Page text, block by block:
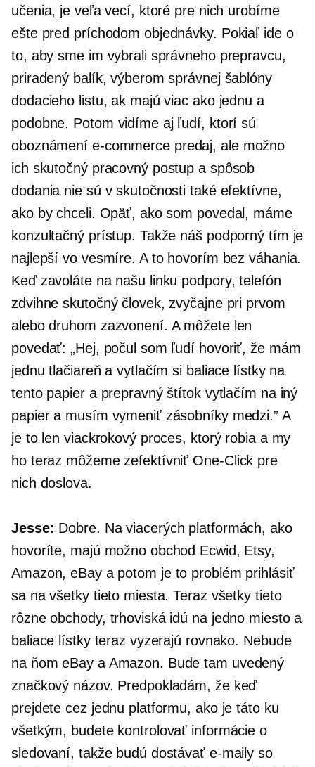
učenia, je veľa vecí, ktoré pre nich urobíme
ešte pred príchodom objednávky. Pokiaľ ide o
to, aby sme im vybrali správneho prepravcu,
priradený balík, výberom správnej šablóny
dodacieho listu, ak majú viac ako jednu a
podobne. Potom vidíme aj ľudí, ktorí sú
oboznámení e-commercepredaj, ale možno
ich skutočný pracovný postup a spôsob
dodania nie sú v skutočnosti také efektívne,
ako by chceli. Opäť, ako som povedal, máme
konzultačný prístup. Takže náš podporný tím je
najlepší vo vesmíre. A to hovorím bez váhania.
Keď zavoláte na našu linku podpory, telefón
zdvihne skutočný človek, zvyčajne pri prvom
alebo druhom zazvonení. A môžete len
povedať: „Hej, počul som ľudí hovoriť, že mám
jednu tlačiareň a vytlačím si baliace lístky na
tento papier a prepravný štítok vytlačím na iný
papier a musím vymeniť zásobníky medzi.” A
je to len viackrokový proces, ktorý robia a my
ho teraz môžeme zefektívniť One-Click pre
nich doslova.
Jesse: Dobre. Na viacerých platformách, ako
hovoríte, majú možno obchod Ecwid, Etsy,
Amazon, eBay a potom je to problém prihlásiť
sa na všetky tieto miesta. Teraz všetky tieto
rôzne obchody, trhoviská idú na jedno miesto a
baliace lístky teraz vyzerajú rovnako. Nebude
na ňom eBay a Amazon. Bude tam uvedený
značkový názov. Predpokladám, že keď
prejdete cez jednu platformu, ako je táto ku
všetkým, budete kontrolovať informácie o
sledovaní, takže budú dostávať e-maily so